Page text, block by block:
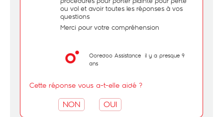
ou vol et avoir toutes les réponses à vos
questions
Merci pour votre compréhension
Ooredoo Assistance il y a presque 9
ans
Cette réponse vous a-t-elle aidé ?
NON OUI